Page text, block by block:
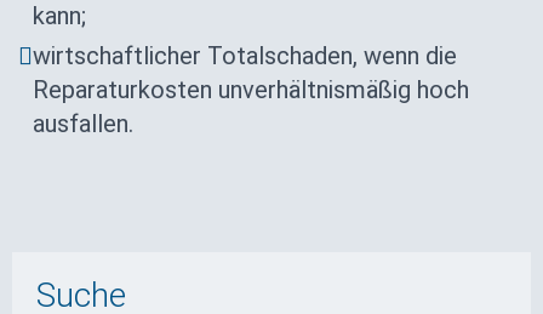
kann;
wirtschaftlicher Totalschaden, wenn die
Reparaturkosten unverhältnismäßig hoch
ausfallen.
Suche